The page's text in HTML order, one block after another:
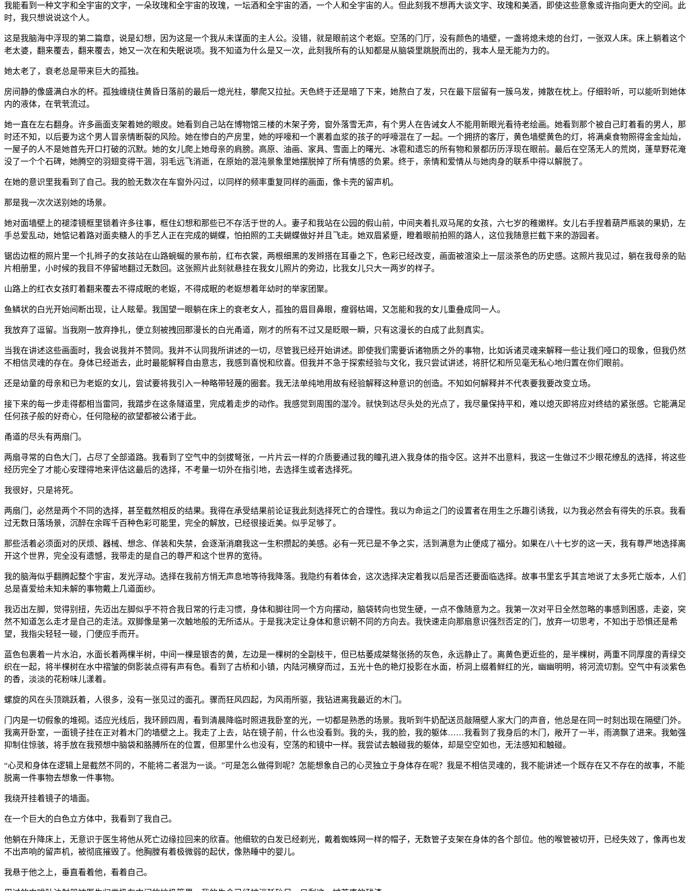
我能看到一种文字和全宇宙的文字，一朵玫瑰和全宇宙的玫瑰，一坛酒和全宇宙的酒，一个人和全宇宙的人。但此刻我不想再大谈文字、玫瑰和美酒，即使这些意象或许指向更大的空间。此
时，我只想说说这个人。
这是我脑海中浮现的第二篇章，说是幻想，因为这是一个我从未谋面的主人公。没错，就是眼前这个老妪。空荡的门厅，没有颜色的墙壁，一盏将熄未熄的台灯，一张双人床。床上躺着这个
老太婆，翻来覆去，翻来覆去，她又一次在和失眠说项。我不知道为什么是又一次，此刻我所有的认知都是从脑袋里跳脱而出的，我本人是无能为力的。
她太老了，衰老总是带来巨大的孤独。
房间静的像盛满白水的杯。孤独缠绕住黄昏日落前的最后一熄光柱，攀爬又拉扯。天色終于还是暗了下来，她熬白了发，只在最下层留有一簇乌发，摊散在枕上。仔细聆听，可以能听到她体
内的液体，在茕茕流过。
她一直在左右翻身。许多画面支架着她的眼皮。她看到自己站在博物馆三楼的木架子旁，窗外落雪无声，有个男人在告诫女人不能用新眼光看待老绘画。她看到那个被自己盯着看的男人，那
时还不知，以后要为这个男人冒亲情断裂的风险。她在惨白的产房里，她的呼嚎和一个裹着血浆的孩子的呼嚎混在了一起。一个拥挤的客厅，黄色墙壁黄色的灯，将满桌食物照得金金灿灿，
一屋子的人不是她首先开口打破的沉默。她的女儿爬上她母亲的肩膀。高原、油画、家具、雪面上的曙光、冰雹和遗忘的所有物和景都历历浮现在眼前。最后在空荡无人的荒岗，蓬草野花淹
没了一个个石碑，她腾空的羽翅变得干涸，羽毛远飞消逝，在原始的混沌景象里她摆脱掉了所有情感的负累。终于，亲情和爱情从与她肉身的联系中得以解脱了。
在她的意识里我看到了自己。我的脸无数次在车窗外闪过，以同样的频率重复同样的画面，像卡壳的留声机。
那是我一次次送别她的场景。
她对面墙壁上的褪漆镜框里锁着许多往事，框住幻想和那些已不存活于世的人。妻子和我站在公园的假山前，中间夹着扎双马尾的女孩，六七岁的稚嫩样。女儿右手捏着葫芦瓶装的果奶，左
手总爱乱动，她惦记着路对面卖糖人的手艺人正在完成的蝴蝶，怕拍照的工夫蝴蝶做好并且飞走。她双眉紧蹙，瞪着眼前拍照的路人，这位我随意拦截下来的游园者。
锯齿边框的照片里一个扎辫子的女孩站在山路蜿蜒的景布前，红布衣裳，两根细黑的发辫搭在耳垂之下，色彩已经改变，画面被渲染上一层淡茶色的历史感。这照片我见过，躺在我母亲的贴
片相册里，小时候的我目不停留地翻过无数回。这张照片此刻就悬挂在我女儿照片的旁边，比我女儿只大一两岁的样子。
山路上的红衣女孩盯着翻来覆去不得成眠的老妪，不得成眠的老妪想着年幼时的举家团聚。
鱼鳞状的白光开始间断出现，让人眩晕。我国望一眼躺在床上的衰老女人，孤独的眉目鼻眼，瘦弱枯竭，又怎能和我的女儿重叠成同一人。
我放弃了逗留。当我刚一放弃挣扎，便立刻被拽回那漫长的白光甬道，刚才的所有不过又是眨眼一瞬，只有这漫长的白成了此刻真实。
当我在讲述这些画面时，我会说我并不赞同。我并不认同我所讲述的一切，尽管我已经开始讲述。即使我们需要诉诸物质之外的事物，比如诉诸灵魂来解释一些让我们哑口的现象，但我仍然
不相信灵魂的存在。身体已经逝去，此时最能解释自由意志，我感到喜悦和欣喜。但我并不急于探索经验与文化，我只尝试讲述，将肝忆和所见毫无私心地归置在你们眼前。
还是幼童的母亲和已为老妪的女儿，尝试要将我引入一种略带轻蔑的圈套。我无法单纯地用故有经验解释这种意识的创造。不知如何解释并不代表要我要改变立场。
接下来的每一步走得都相当雷同，我踏步在这条隧道里，完成着走步的动作。我感觉到周围的湿冷。就快到达尽头处的光点了，我尽量保持平和，难以熄灭即将应对终结的紧张感。它能满足
任何孩子般的好奇心，任何隐秘的欲望都被公诸于此。
甬道的尽头有两扇门。
两扇寻常的白色大门，占尽了全部道路。我看到了空气中的剑拔弩张，一片片云一样的介质要通过我的瞳孔进入我身体的指令区。这并不出意料，我这一生做过不少眼花缭乱的选择，将这些
经历完全了才能心安理得地来评估这最后的选择，不考量一切外在指引地，去选择生或者选择死。
我很好，只是将死。
两扇门，必然是两个不同的选择，甚至截然相反的结果。我得在承受结果前论证我此刻选择死亡的合理性。我以为命运之门的设置者在用生之乐趣引诱我，以为我必然会有得失的乐哀。我看
过无数日落场景，沉醉在余晖千百种色彩可能里，完全的解放，已经很接近美。似乎足够了。
那些活着必须面对的厌烦、器械、想念、佯装和失禁，会逐渐消磨我这一生积攒起的美感。必有一死已是不争之实，活到满意为止便成了福分。如果在八十七岁的这一天，我有尊严地选择离
开这个世界，完全没有遗憾，我带走的是自己的尊严和这个世界的宽待。
我的脑海似乎翻腾起整个宇宙，发光浮动。选择在我前方悄无声息地等待我降落。我隐约有着体会，这次选择决定着我以后是否还要面临选择。故事书里玄乎其言地说了太多死亡版本，人们
总是喜爱给未知未解的事物戴上几道面纱。
我迈出左脚，觉得别扭，先迈出左脚似乎不符合我日常的行走习惯，身体和脚往同一个方向摆动，脑袋转向也觉生硬，一点不像随意为之。我第一次对平日全然忽略的事感到困惑，走姿，突
然不知道怎么走才是自己的走法。双脚像是第一次触地般的无所适从。于是我决定让身体和意识朝不同的方向去。我快速走向那扇意识强烈否定的门，放弃一切思考，不知出于恐惧还是希
望，我指尖轻轻一碰，门便应手而开。
蓝色包裹着一片水泊，水面长着两棵半树，中间一棵是银杏的黄，左边是一棵树的全副枝干，但已枯萎成桀骜张扬的灰色，永远静止了。离黄色更近些的，是半棵树，两重不同厚度的青绿交
织在一起，将半棵树在水中褶皱的倒影装点得有声有色。看到了古桥和小镇，内陆河横穿而过，五光十色的艳灯投影在水面，桥洞上缀着鲜红的光，幽幽明明，将河流切割。空气中有淡紫色
的香，淡淡的花粉味儿漾着。
螺旋的风在头顶跳跃着，人很多，没有一张见过的面孔。骤而狂风四起，为风雨所驱，我钻进离我最近的木门。
门内是一切假象的堆砌。适应光线后，我环顾四周，看到清晨降临时照进我卧室的光，一切都是熟悉的场景。我听到牛奶配送员敲隔壁人家大门的声音，他总是在同一时刻出现在隔壁门外。
我离开卧室，一面镜子挂在正对着木门的墙壁之上。我走了上去，站在镜子前，什么也没看到。我的头，我的脸，我的躯体……我看到了我身后的木门，敞开了一半，雨滴飘了进来。我勉强
抑制住惊骇，将手放在我预想中脑袋和胳膊所在的位置，但那里什么也没有，空荡的和镜中一样。我尝试去触碰我的躯体，却是空空如也，无法感知和触碰。
“心灵和身体在逻辑上是截然不同的，不能将二者混为一谈。”可是怎么做得到呢？怎能想象自己的心灵独立于身体存在呢？我是不相信灵魂的，我不能讲述一个既存在又不存在的故事，不能
脱离一件事物去想象一件事物。
我绕开挂着镜子的墙面。
在一个巨大的白色立方体中，我看到了我自己。
他躺在升降床上，无意识于医生将他从死亡边缘拉回来的欣喜。他细软的白发已经剃光，戴着蜘蛛网一样的帽子，无数管子支架在身体的各个部位。他的喉管被切开，已经失效了，像再也发
不出声响的留声机，被彻底摧毁了。他胸膛有着极微弱的起伏，像熟睡中的婴儿。
我悬于他之上，垂直看着他，看着自己。